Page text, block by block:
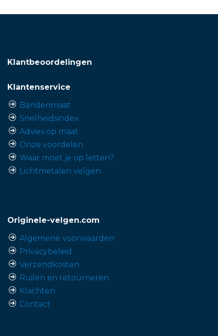
Klantbeoordelingen
Klantenservice
Bandenmaat
Snelheidsindex
Advies op maat
Onze voordelen
Waar moet je op letten?
Lichtmetalen velgen
Originele-velgen.com
Algemene voorwaarden
Privacybeleid
Verzendkosten
Ruilen en retourneren
Klachten
Contact